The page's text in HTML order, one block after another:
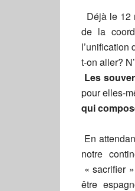
Déjà le 12
de la
l’unification
t-on aller?
Les
pour elles-
qui
En
notre
« sacrifier
être